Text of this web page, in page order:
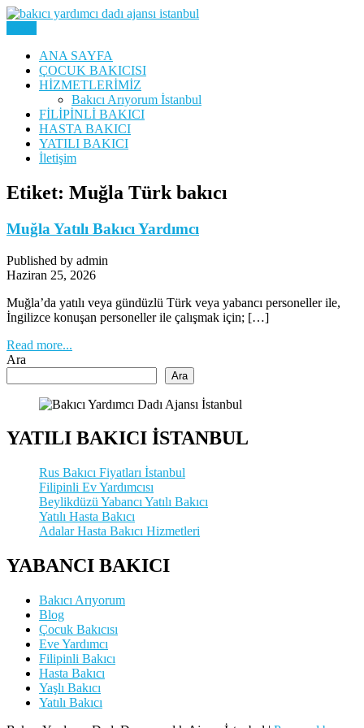
Skip
Bakıcı Yardımcı Dadı
Danışmanlık Ajansı İstanbul
ANA SAYFA
ÇOCUK BAKICISI
HİZMETLERİMİZ
Bakıcı Arıyorum İstanbul
FİLİPİNLİ BAKICI
HASTA BAKICI
YATILI BAKICI
İletişim
Etiket: Muğla Türk bakıcı
Muğla Yatılı Bakıcı Yardımcı
Published by admin
Haziran 25, 2026
Muğla’da yatılı veya gündüzlü Türk veya yabancı personeller ile,
İngilizce konuşan personeller ile çalışmak için; […]
Read more...
Ara
Ara
YATILI BAKICI İSTANBUL
Rus Bakıcı Fiyatları İstanbul
Filipinli Ev Yardımcısı
Beylikdüzü Yabancı Yatılı Bakıcı
Yatılı Hasta Bakıcı
Adalar Hasta Bakıcı Hizmetleri
YABANCI BAKICI
Bakıcı Arıyorum
Blog
Çocuk Bakıcısı
Eve Yardımcı
Filipinli Bakıcı
Hasta Bakıcı
Yaşlı Bakıcı
Yatılı Bakıcı